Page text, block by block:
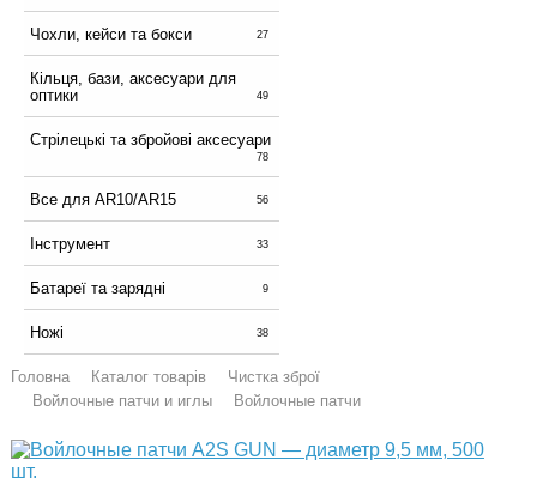
Чохли, кейси та бокси 27
Кільця, бази, аксесуари для
оптики
49
Стрілецькі та збройові аксесуари
78
Все для AR10/AR15 56
Інструмент 33
Батареї та зарядні 9
Ножі 38
Головна Каталог товарів
Чистка зброї
Войлочные патчи и иглы
Войлочные патчи